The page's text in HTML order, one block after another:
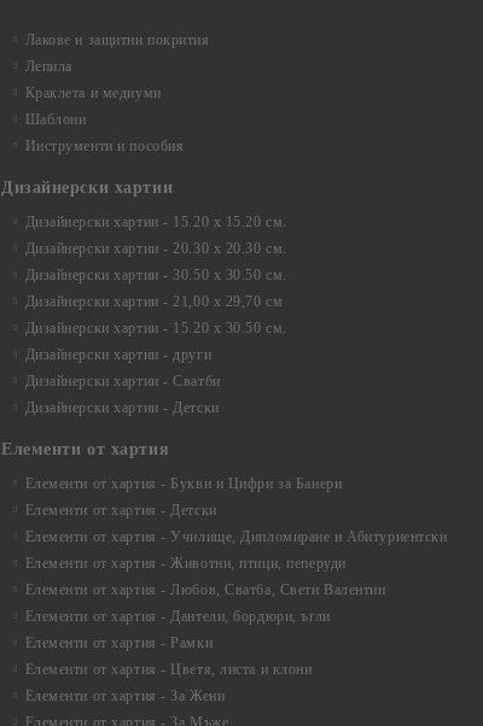
Лакове и защитни покрития
Лепила
Краклета и медиуми
Шаблони
Инструменти и пособия
Дизайнерски хартии
Дизайнерски хартии - 15.20 х 15.20 см.
Дизайнерски хартии - 20.30 х 20.30 см.
Дизайнерски хартии - 30.50 х 30.50 см.
Дизайнерски хартии - 21,00 х 29,70 см
Дизайнерски хартии - 15.20 x 30.50 см.
Дизайнерски хартии - други
Дизайнерски хартии - Сватби
Дизайнерски хартии - Детски
Елементи от хартия
Елементи от хартия - Букви и Цифри за Банери
Елементи от хартия - Детски
Елементи от хартия - Училище, Дипломиране и Абитуриентски
Елементи от хартия - Животни, птици, пеперуди
Елементи от хартия - Любов, Сватба, Свети Валентин
Елементи от хартия - Дантели, бордюри, ъгли
Елементи от хартия - Рамки
Елементи от хартия - Цветя, листа и клони
Елементи от хартия - За Жени
Елементи от хартия - За Мъже